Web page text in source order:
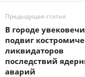
Предыдущая статья
В городе
подвиг
ликвидаторов
последствий
аварий